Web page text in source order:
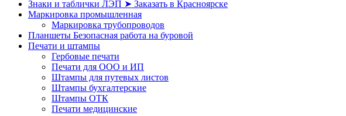
Знаки и таблички ЛЭП ➤ Заказать в Красноярске
Маркировка промышленная
Маркировка трубопроводов
Планшеты Безопасная работа на буровой
Печати и штампы
Гербовые печати
Печати для ООО и ИП
Штампы для путевых листов
Штампы бухгалтерские
Штампы ОТК
Печати медицинские